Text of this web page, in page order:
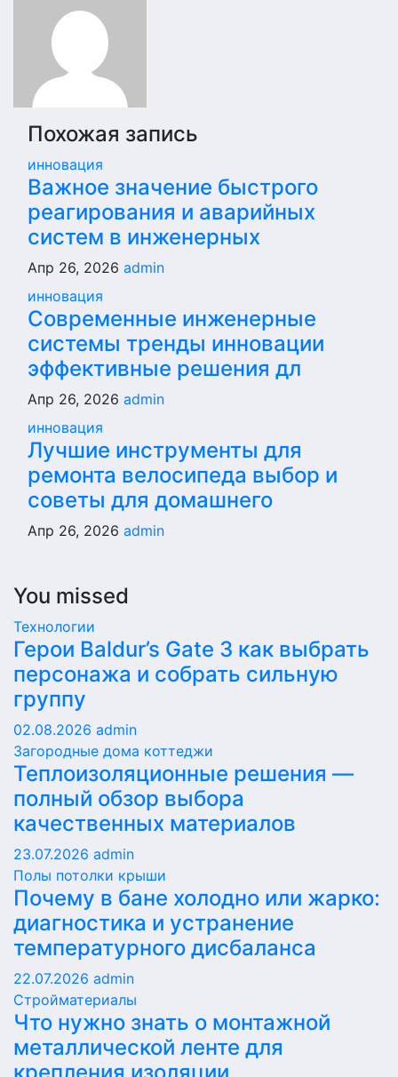
Похожая запись
инновация
Важное значение быстрого
реагирования и аварийных
систем в инженерных
Апр 26, 2026 admin
инновация
Современные инженерные
системы тренды инновации
эффективные решения дл
Апр 26, 2026 admin
инновация
Лучшие инструменты для
ремонта велосипеда выбор и
советы для домашнего
Апр 26, 2026 admin
You missed
Технологии
Герои Baldur’s Gate 3 как выбрать
персонажа и собрать сильную
группу
02.08.2026 admin
Загородные дома коттеджи
Теплоизоляционные решения —
полный обзор выбора
качественных материалов
23.07.2026 admin
Полы потолки крыши
Почему в бане холодно или жарко:
диагностика и устранение
температурного дисбаланса
22.07.2026 admin
Стройматериалы
Что нужно знать о монтажной
металлической ленте для